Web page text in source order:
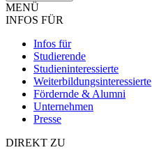
MENÜ
INFOS FÜR
Infos für
Studierende
Studieninteressierte
Weiterbildungsinteressierte
Fördernde & Alumni
Unternehmen
Presse
DIREKT ZU